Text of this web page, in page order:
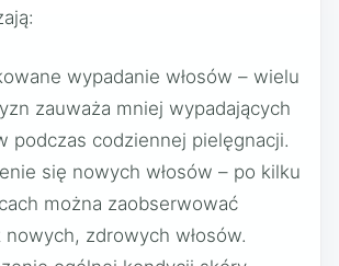
wypadanie włosów – wielu
zauważa mniej wypadających
podczas codziennej pielęgnacji.
się nowych włosów – po kilku
można zaobserwować
zdrowych włosów.